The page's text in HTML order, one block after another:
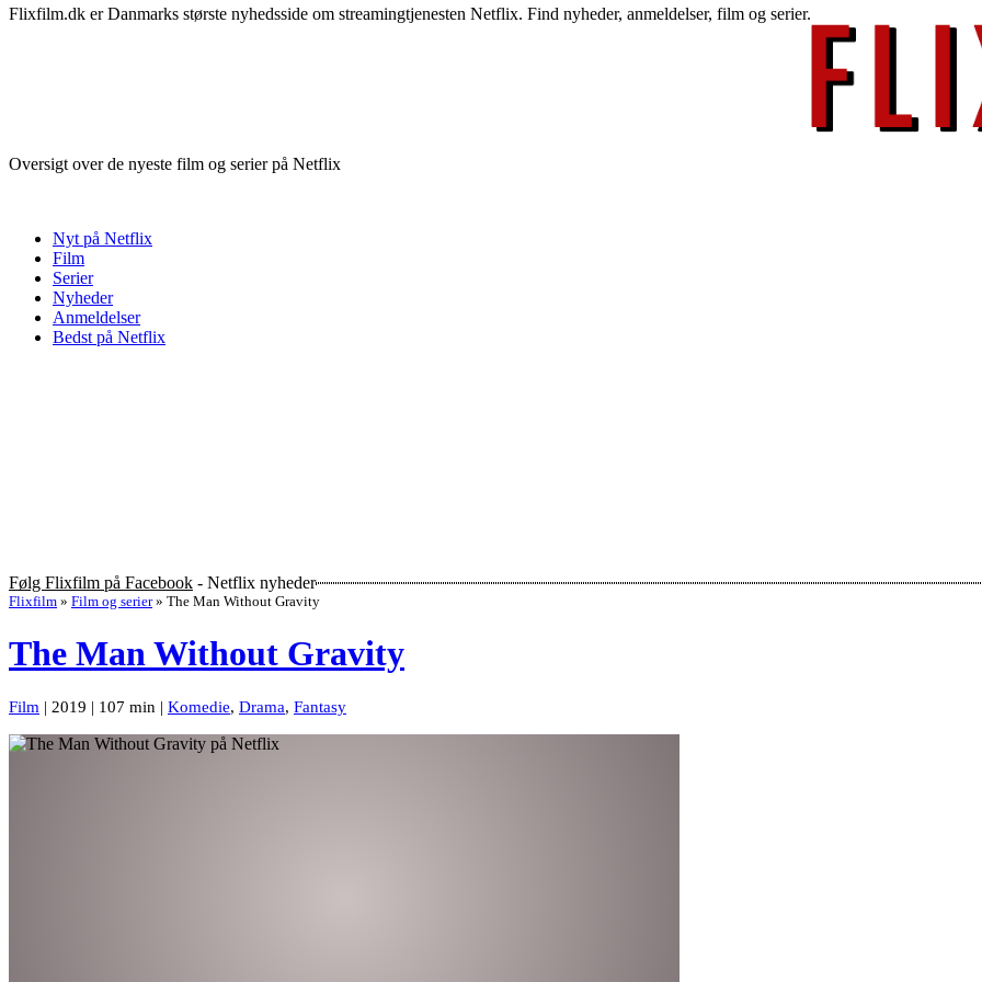
Flixfilm.dk er Danmarks største nyhedsside om streamingtjenesten Netflix. Find nyheder, anmeldelser, film og serier.
Oversigt over de nyeste film og serier på Netflix
Nyt på Netflix
Film
Serier
Nyheder
Anmeldelser
Bedst på Netflix
Følg Flixfilm på Facebook - Netflix nyheder
Flixfilm » Film og serier » The Man Without Gravity
The Man Without Gravity
Film | 2019 | 107 min | Komedie, Drama, Fantasy